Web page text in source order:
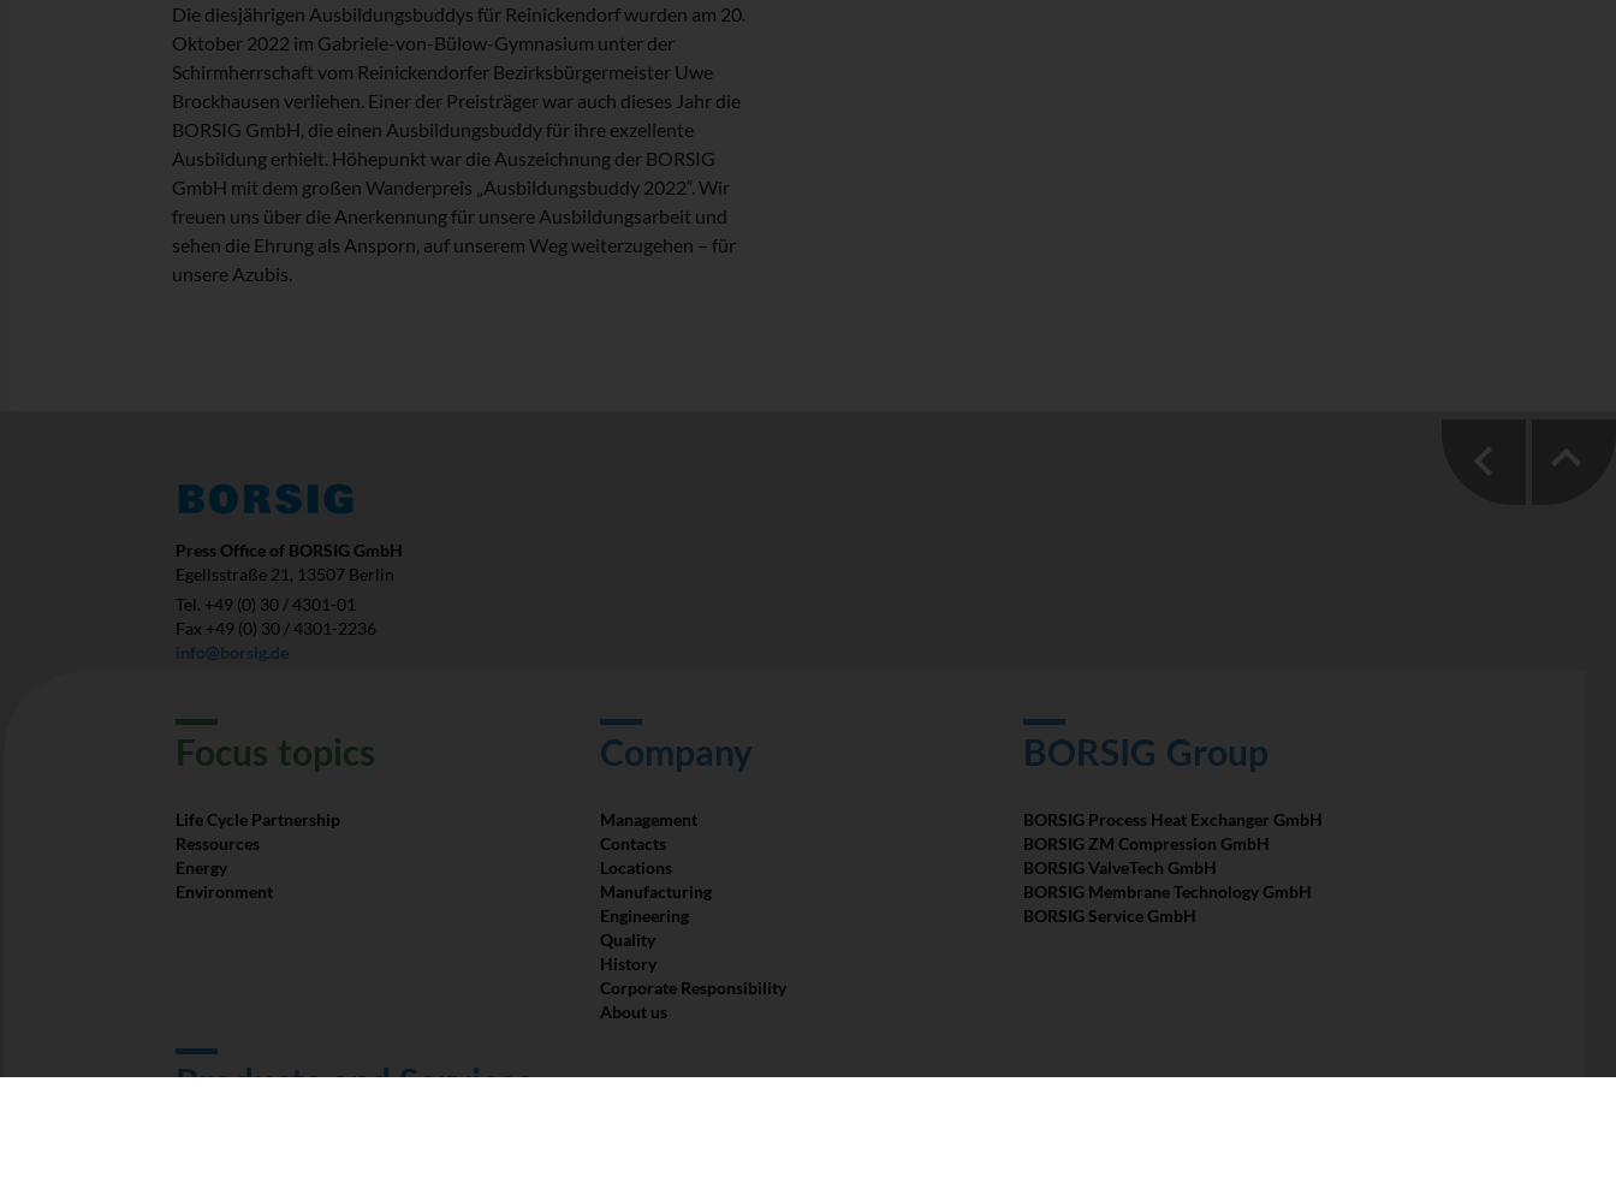
Die diesjährigen Ausbildungsbuddys für Reinickendorf wurden am 20.
Oktober 2022 im Gabriele-von-Bülow-Gymnasium unter der
Schirmherrschaft vom Reinickendorfer Bezirksbürgermeister Uwe
Brockhausen verliehen. Einer der Preisträger war auch dieses Jahr die
BORSIG GmbH, die einen Ausbildungsbuddy für ihre exzellente
Ausbildung erhielt. Höhepunkt war die Auszeichnung der BORSIG
GmbH mit dem großen Wanderpreis „Ausbildungsbuddy 2022“. Wir
freuen uns über die Anerkennung für unsere Ausbildungsarbeit und
sehen die Ehrung als Ansporn, auf unserem Weg weiterzugehen – für
unsere Azubis.
Press Office of BORSIG GmbH
Egellsstraße 21, 13507 Berlin
Tel. +49 (0) 30 / 4301-01
Fax +49 (0) 30 / 4301-2236
info@borsig.de
Focus­ topics
Life Cycle Partnership
Ressources
Energy
Environment
Company
Management
Contacts
Locations
Manufacturing
Engineering
Quality
History
Corporate Responsibility
About us
BORSIG Group
BORSIG Process Heat Exchanger GmbH
BORSIG ZM Compression GmbH
BORSIG ValveTech GmbH
BORSIG Membrane Technology GmbH
BORSIG Service GmbH
Products and Services